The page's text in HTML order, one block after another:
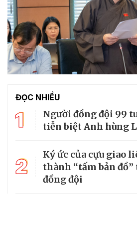
ĐỌC NHIỀU
1
Người đồng đội 99
tiễn biệt Anh hùng
2
Ký ức của cựu giao
thành “tấm bản
đồng đội